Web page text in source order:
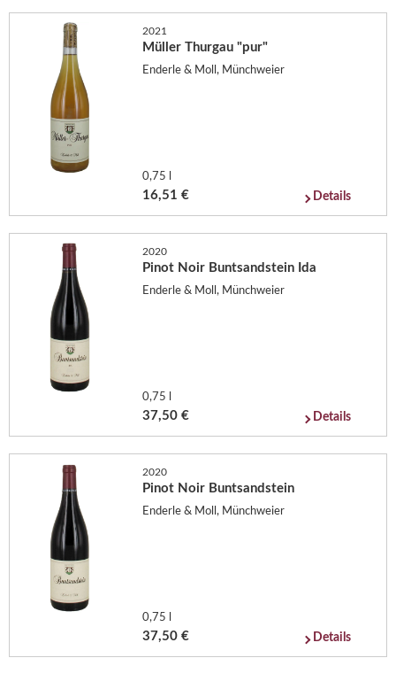
2021
Müller Thurgau "pur"
Enderle & Moll, Münchweier
0,75 l
16,51 € Details
2020
Pinot Noir Buntsandstein Ida
Enderle & Moll, Münchweier
0,75 l
37,50 € Details
2020
Pinot Noir Buntsandstein
Enderle & Moll, Münchweier
0,75 l
37,50 € Details